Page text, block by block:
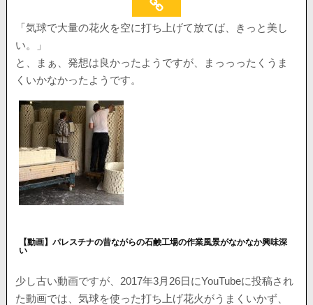
「気球で大量の花火を空に打ち上げて放てば、きっと美し
い。」
と、まぁ、発想は良かったようですが、まっっったくうま
くいかなかったようです。
【動画】パレスチナの昔ながらの石鹸工場の作業風景がなかなか興味深
い
少し古い動画ですが、2017年3月26日にYouTubeに投稿され
た動画では、気球を使った打ち上げ花火がうまくいかず、